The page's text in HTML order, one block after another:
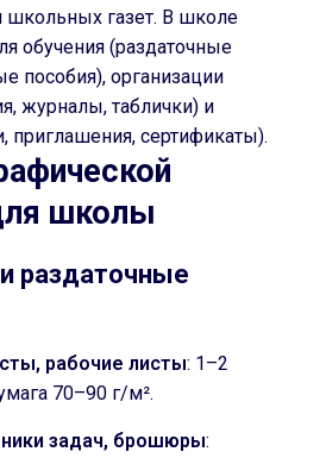
школьных газет. В школе
обучения (раздаточные
пособия), организации
журналы, таблички) и
приглашения, сертификаты).
школы
раздаточные
рабочие листы: 1–2
70–90 г/м².
задач, брошюры: